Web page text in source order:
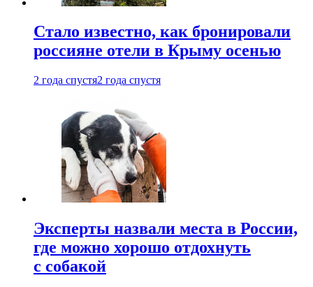
Стало известно, как бронировали
россияне отели в Крыму осенью
2 года спустя2 года спустя
Эксперты назвали места в России,
где можно хорошо отдохнуть
с собакой